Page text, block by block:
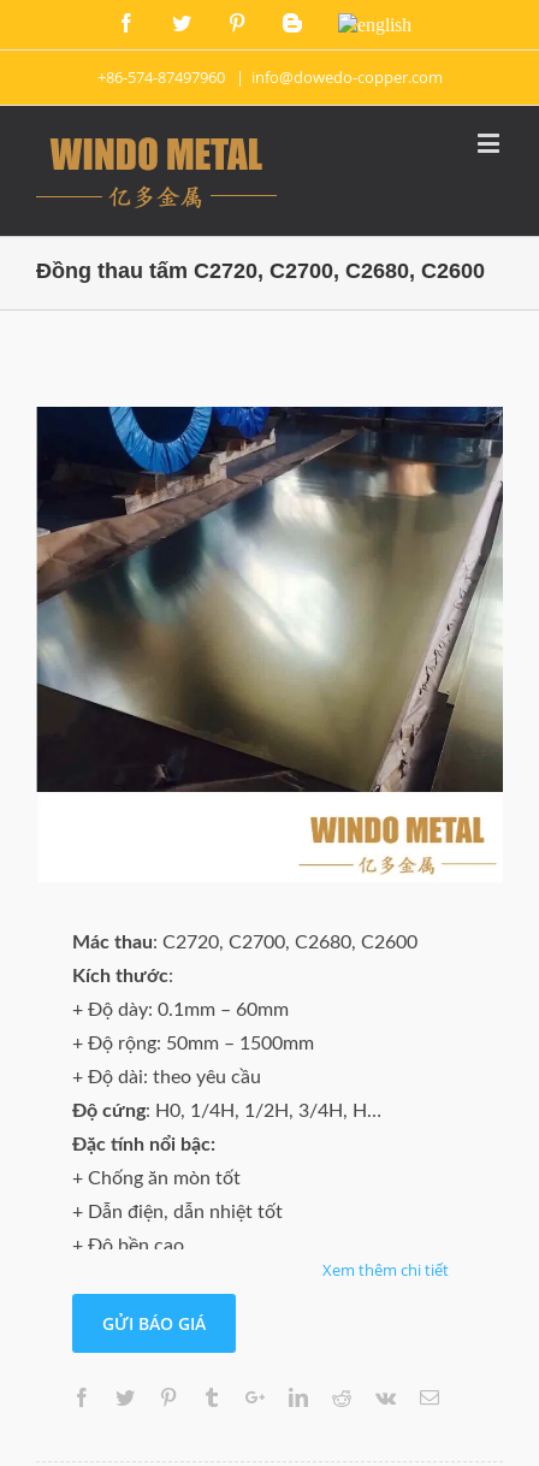
+86-574-87497960 | info@dowedo-copper.com
Đồng thau tấm C2720, C2700, C2680, C2600
Mác thau: C2720, C2700, C2680, C2600
Kích thước:
+ Độ dày: 0.1mm – 60mm
+ Độ rộng: 50mm – 1500mm
+ Độ dài: theo yêu cầu
Độ cứng: H0, 1/4H, 1/2H, 3/4H, H…
Đặc tính nổi bậc:
+ Chống ăn mòn tốt
+ Dẫn điện, dẫn nhiệt tốt
+ Độ bền cao
Ứng dụng:
+ Thiết bị điện, chi tiết cơ khí chính xác, thiết
+ Đồ trang trí, đồ nội thất, ốp tường, vách
Xem thêm chi tiết
GỬI BÁO GIÁ